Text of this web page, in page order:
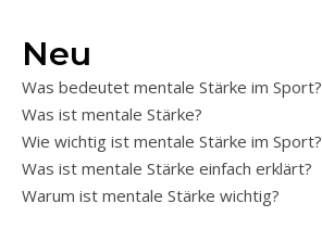
Neu
Was bedeutet mentale Stärke im Sport?
Was ist mentale Stärke?
Wie wichtig ist mentale Stärke im Sport?
Was ist mentale Stärke einfach erklärt?
Warum ist mentale Stärke wichtig?